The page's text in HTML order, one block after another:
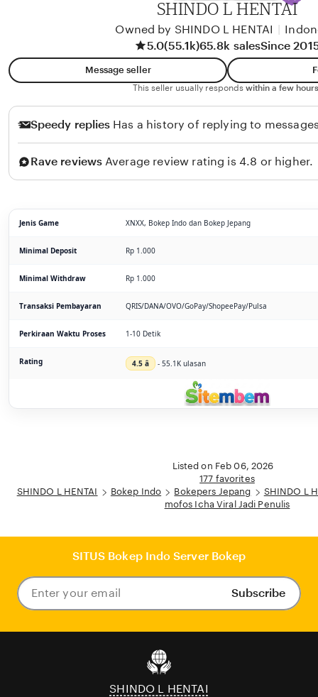
SHINDO L HENTAI
Owned by SHINDO L HENTAI
5.0(55.1k)65.8k salesSince
Message seller
This seller usually responds within a few
Speedy replies Has a history of replying to
Rave reviews Average review rating is 4.8 or higher.
Jenis Game XNXX, Bokep Indo dan Bokep Jepang
Minimal Deposit Rp 1.000
Minimal Withdraw Rp 1.000
Transaksi Pembayaran QRIS/DANA/OVO/GoPay/ShopeePay/Pulsa
Perkiraan Waktu Proses 1-10 Detik
Rating 4.5 â­ - 55.1K ulasan
Listed on Feb 06, 2026
177 favorites
SHINDO L HENTAI
Bokep Indo Bokepers Jepang
SHINDO L
mofos Icha Viral Jadi Penulis
SITUS Bokep Indo Server Bokep
Enter
your
Subscribe
SHINDO L HENTAI